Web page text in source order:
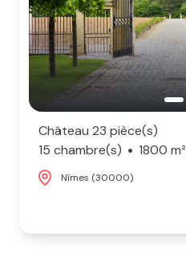
Château 23 pièce(s)
15 chambre(s)
1800 m²
Nîmes (30000)